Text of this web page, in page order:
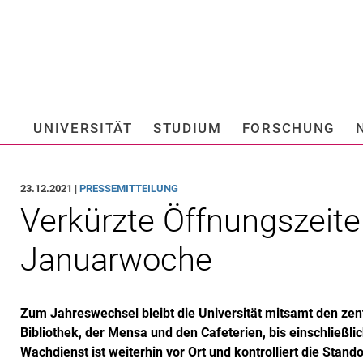
Springe direkt zu:
UNIVERSITÄT STUDIUM FORSCHUNG
23.12.2021 |PRESSEMITTEILUNG
Verkürzte
Januarwoche
Zum Jahreswechsel bleibt die Universität mitsamt den
Bibliothek, der Mensa und den Cafeterien, bis
Wachdienst ist weiterhin vor Ort und kontrolliert die